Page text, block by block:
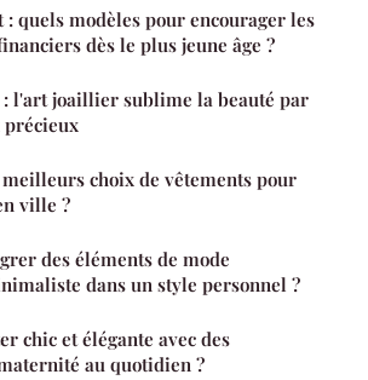
quels modèles pour encourager les
dès le plus jeune âge ?
l'art joaillier sublime la beauté par
précieux
choix de vêtements pour
ville ?
des éléments de mode
dans un style personnel ?
chic et élégante avec des
au quotidien ?